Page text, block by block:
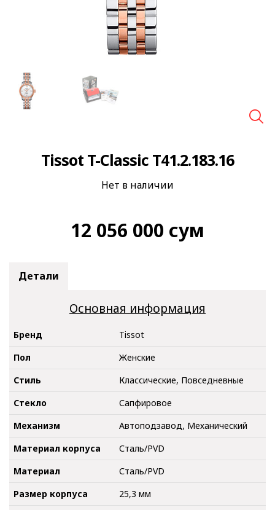
Tissot T-Classic T41.2.183.16
Нет в наличии
12 056 000 сум
Детали
Основная информация
Бренд
Tissot
Пол
Женские
Стиль
Классические, Повседневные
Стекло
Сапфировое
Механизм
Автоподзавод, Механический
Материал корпуса
Сталь/PVD
Материал
Сталь/PVD
Размер корпуса
25,3 мм